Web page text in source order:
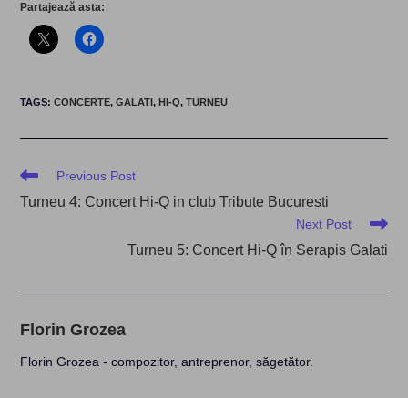
Partajează asta:
TAGS:CONCERTE, GALATI, HI-Q, TURNEU
Read
articles
Previous Post
Turneu 4: Concert Hi-Q in club Tribute Bucuresti
Next Post
Turneu 5: Concert Hi-Q în Serapis Galati
Florin Grozea
Florin Grozea - compozitor, antreprenor, săgetător.